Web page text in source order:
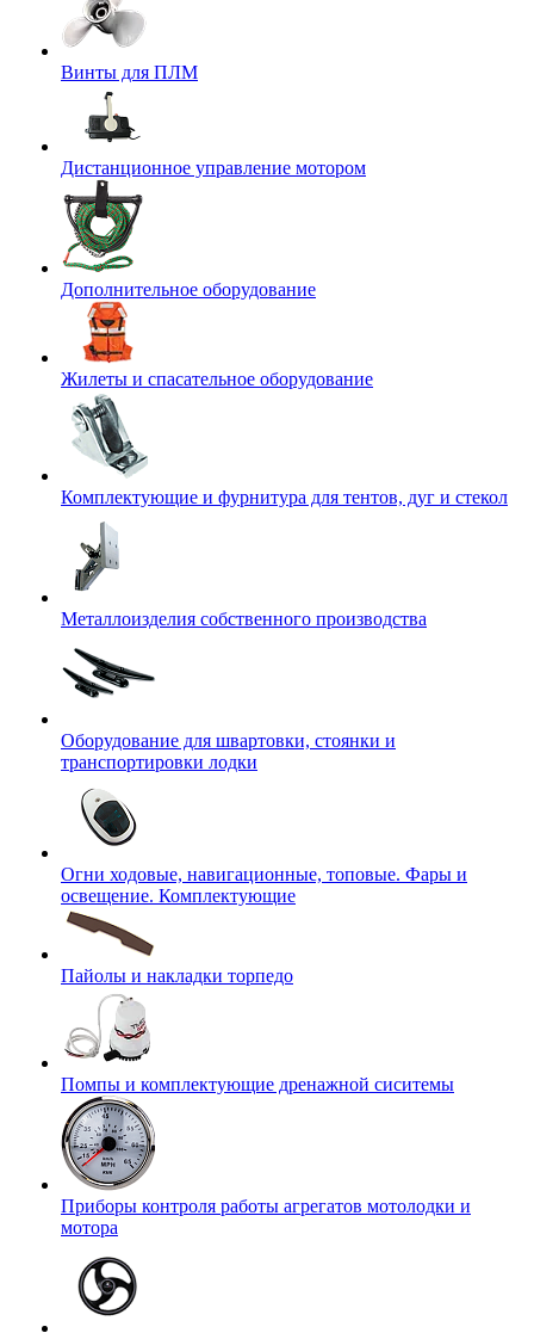
Винты для ПЛМ
Дистанционное управление мотором
Дополнительное оборудование
Жилеты и спасательное оборудование
Комплектующие и фурнитура для тентов, дуг и стекол
Металлоизделия собственного производства
Оборудование для швартовки, стоянки и
транспортировки лодки
Огни ходовые, навигационные, топовые. Фары и
освещение. Комплектующие
Пайолы и накладки торпедо
Помпы и комплектующие дренажной сиситемы
Приборы контроля работы агрегатов мотолодки и
мотора